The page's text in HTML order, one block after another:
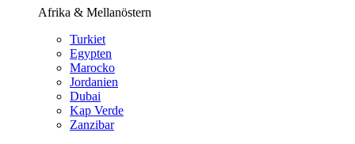
Afrika & Mellanöstern
Turkiet
Egypten
Marocko
Jordanien
Dubai
Kap Verde
Zanzibar